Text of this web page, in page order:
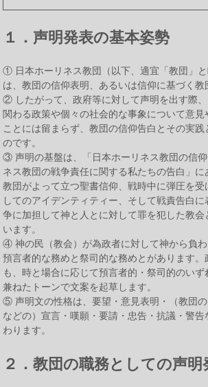
１．声明発表の基本姿勢
① 日本ホーリネス教団（以下、適宜「教団」
は、教団の信仰表明、あるいは信仰に基づく教
② したがって、政府等に対して声明を出す際
関わる政策や個々の社会的な事象について意見
ことには留まらず、教団の信仰告白とその実
のです。
③ 声明の基盤は、「日本ホーリネス教団の信
ネス教団の戦争責任に関する私たちの告白」に
教団がよって立つ聖書信仰、戦時中に弾圧を受
してのアイデンティティー、そして戦責告白
争に加担して神と人とに対して罪を犯した教
います。
④ 神の民（教会）が為政者に対して神から負わ
預言者的な務めと祭司的な務めとがあります
も、時と場合に応じて預言者的・祭司的のい
兼ねたトーンで文案を起草します。
⑤ 声明文の性格は、要望・意見表明・（教団
などの）宣言・嘆願・要請・忠告・抗議・警
わります。
２．教団の職務としての声明